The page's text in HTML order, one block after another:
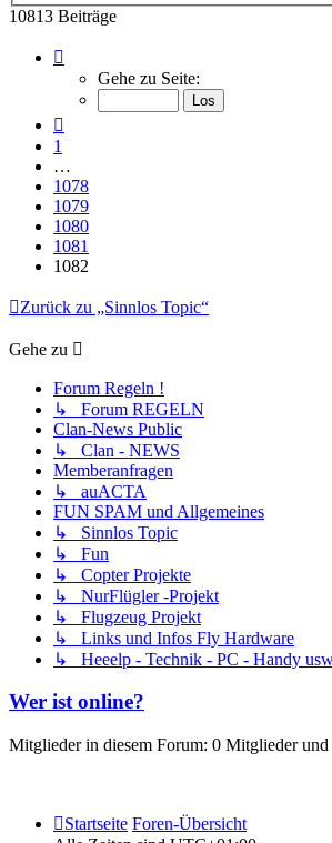
10813 Beiträge
1082
von
1082
Gehe zu Seite:
1
…
1078
1079
1080
1081
1082
Zurück zu „Sinnlos Topic“
Gehe zu
Forum Regeln !
↳ Forum REGELN
Clan-News Public
↳ Clan - NEWS
Memberanfragen
↳ auACTA
FUN SPAM und Allgemeines
↳ Sinnlos Topic
↳ Fun
↳ Copter Projekte
↳ NurFlügler -Projekt
↳ Flugzeug Projekt
↳ Links und Infos Fly Hardware
↳ Heeelp - Technik - PC - Handy
Wer ist online?
Mitglieder in diesem Forum: 0 Mitglieder und
Startseite Foren-Übersicht